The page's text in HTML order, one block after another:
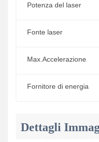
Potenza del laser
Fonte laser
Max.Accelerazione
Fornitore di energia
Dettagli